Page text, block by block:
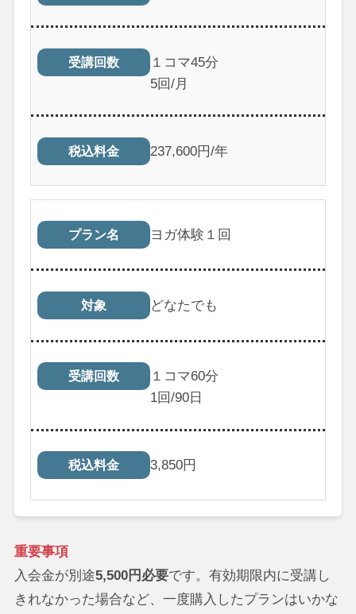
受講回数
１コマ45分
5回/月
税込料金 237,600円/年
プラン名 ヨガ体験１回
対象 どなたでも
受講回数
１コマ60分
1回/90日
税込料金 3,850円
重要事項
入会金が別途5,500円必要です。有効期限内に受講し
きれなかった場合など、一度購入したプランはいかな